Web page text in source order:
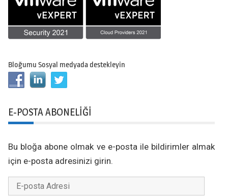
Bloğumu Sosyal medyada destekleyin
E-POSTA ABONELIĞI
Bu bloğa abone olmak ve e-posta ile bildirimler almak
için e-posta adresinizi girin.